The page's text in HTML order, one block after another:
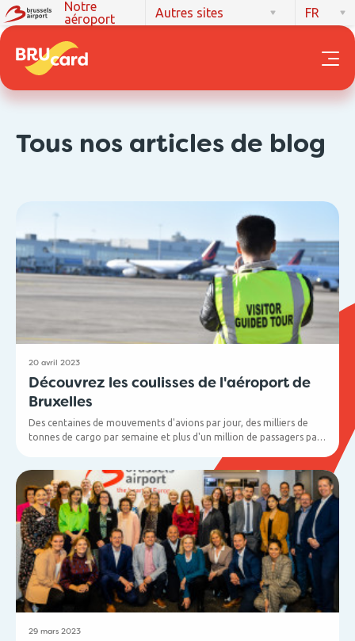
Notre
aéroport
Autres sites FR
Tous nos articles de blog
20 avril 2023
Découvrez les coulisses de l'aéroport de
Bruxelles
Des centaines de mouvements d'avions par jour, des milliers de
tonnes de cargo par semaine et plus d'un million de passagers par
curieux de voir comment nous gérons ces opérations
quotidiennement ? C'est l'occasion ou jamais !
29 mars 2023